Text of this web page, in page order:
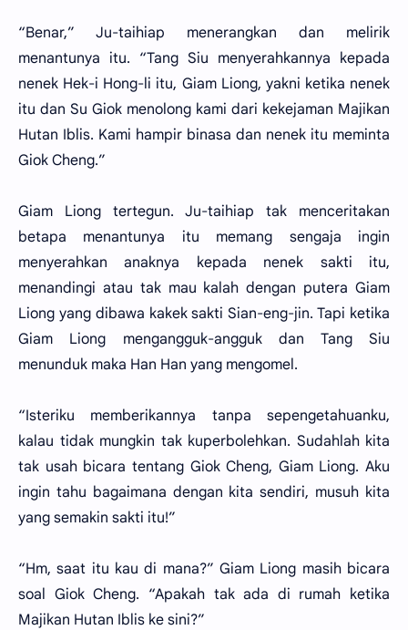
“Benar,” Ju-taihiap menerangkan dan melirik
menantunya itu. “Tang Siu menyerahkannya kepada
nenek Hek-i Hong-li itu, Giam Liong, yakni ketika nenek
itu dan Su Giok menolong kami dari kekejaman Majikan
Hutan Iblis. Kami hampir binasa dan nenek itu meminta
Giok Cheng.”
Giam Liong tertegun. Ju-taihiap tak menceritakan
betapa menantunya itu memang sengaja ingin
menyerahkan anaknya kepada nenek sakti itu,
menandingi atau tak mau kalah dengan putera Giam
Liong yang dibawa kakek sakti Sian-eng-jin. Tapi ketika
Giam Liong mengangguk-angguk dan Tang Siu
menunduk maka Han Han yang mengomel.
“Isteriku memberikannya tanpa sepengetahuanku,
kalau tidak mungkin tak kuperbolehkan. Sudahlah kita
tak usah bicara tentang Giok Cheng, Giam Liong. Aku
ingin tahu bagaimana dengan kita sendiri, musuh kita
yang semakin sakti itu!”
“Hm, saat itu kau di mana?” Giam Liong masih bicara
soal Giok Cheng. “Apakah tak ada di rumah ketika
Majikan Hutan Iblis ke sini?”